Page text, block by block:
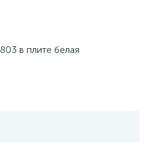
в плите белая